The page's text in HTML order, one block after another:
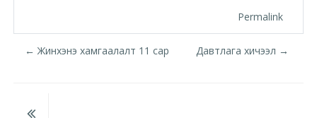
Moodle
Permalink
← Жинхэнэ хамгаалалт 11 сар Давтлага хичээл →